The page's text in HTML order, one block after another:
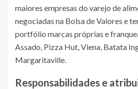
maiores empresas do varejo de
negociadas na Bolsa de Valores e
portfólio marcas próprias e
Assado, Pizza Hut, Viena, Batata
Margaritaville.
Responsabilidades e